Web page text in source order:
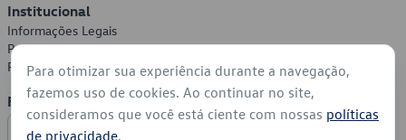
Institucional
Informações Legais
Política de Privacidade
Política de Cookies
Formas de Pagamento
Para otimizar sua experiência durante a navegação,
fazemos uso de cookies. Ao continuar no site,
consideramos que você está ciente com nossas políticas
de privacidade.